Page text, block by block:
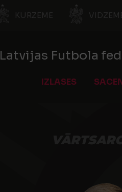
KURZEME
Latvijas Futbola
IZLASES